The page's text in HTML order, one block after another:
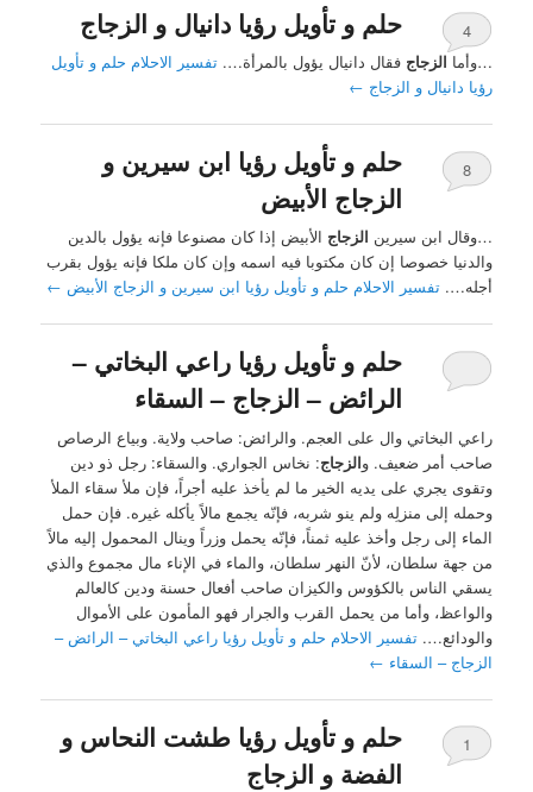
حلم و تأويل رؤيا دانيال و الزجاج
4
…وأما الزجاج فقال دانيال يؤول بالمرأة….تفسير الاحلام حلم و تأويل
رؤيا دانيال و الزجاج ←
حلم و تأويل رؤيا ابن سيرين و
الزجاج الأبيض
8
…وقال ابن سيرين الزجاج الأبيض إذا كان مصنوعا فإنه يؤول بالدين
والدنيا خصوصا إن كان مكتوبا فيه اسمه وإن كان ملكا فإنه يؤول بقرب
أجله….تفسير الاحلام حلم و تأويل رؤيا ابن سيرين و الزجاج الأبيض ←
حلم و تأويل رؤيا راعي البخاتي –
الرائض – الزجاج – السقاء
راعي البخاتي وال على العجم. والرائض: صاحب ولاية. وبياع الرصاص
صاحب أمر ضعيف. والزجاج: نخاس الجواري. والسقاء: رجل ذو دين
وتقوى يجري على يديه الخير ما لم يأخذ عليه أجراً، فإن ملأ سقاء الملأ
وحمله إلى منزلِه ولم ينو شربه، فإنّه يجمع مالاً يأكله غيره. فإن حمل
الماء إلى رجل وأخذ عليه ثمناً، فإنّه يحمل وزراً وينال المحمول إليه مالاً
من جهة سلطان، لأنّ النهر سلطان، والماء في الإناء مال مجموع والذي
يسقي الناس بالكؤوس والكيزان صاحب أفعال حسنة ودين كالعالم
والواعظ، وأما من يحمل القرب والجرار فهو المأمون على الأموال
والودائع….تفسير الاحلام حلم و تأويل رؤيا راعي البخاتي – الرائض –
الزجاج – السقاء ←
حلم و تأويل رؤيا طشت النحاس و
الفضة و الزجاج
1